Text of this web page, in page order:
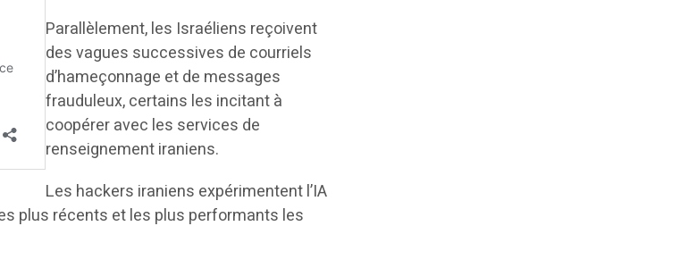
Parallèlement, les Israéliens reçoivent
des vagues successives de courriels
d’hameçonnage et de messages
frauduleux, certains les incitant à
coopérer avec les services de
renseignement iraniens.
Les hackers iraniens expérimentent l’IA
plus récents et les plus performants les